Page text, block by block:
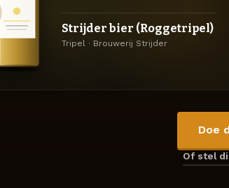
Strijder bier (Roggetripel)
Tripel · Brouwerij Strijder
Doe
Of stel